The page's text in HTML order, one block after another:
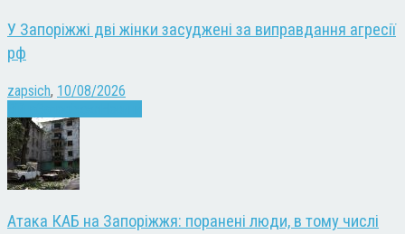
У Запоріжжі дві жінки засуджені за виправдання агресії
рф
zapsich, 10/08/2026
Атака КАБ на Запоріжжя: поранені люди, в тому числі